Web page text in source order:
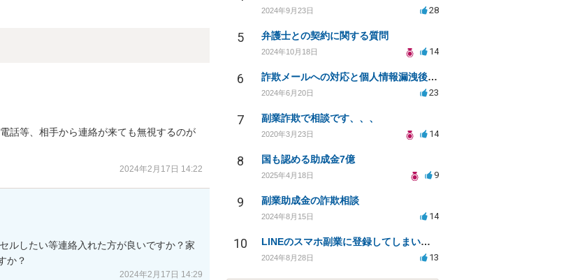
話等、相手から連絡が来ても無視するのが
2024年2月17日 14:22
ルしたい等連絡入れた方が良いですか？家
か？
2024年2月17日 14:29
2024年9月23日 28
5 弁護士との契約に関する質問
2024年10月18日 14
6 詐欺メールへの対応と個人情報漏洩後の対策について相談
2024年6月20日 23
7 副業詐欺で相談です、、、
2020年3月23日 14
8 国も認める助成金7億
2025年4月18日 9
9 副業助成金の詐欺相談
2024年8月15日 14
10 LINEのスマホ副業に登録してしまい、法律事務所から電話が入りました。
2024年8月28日 13